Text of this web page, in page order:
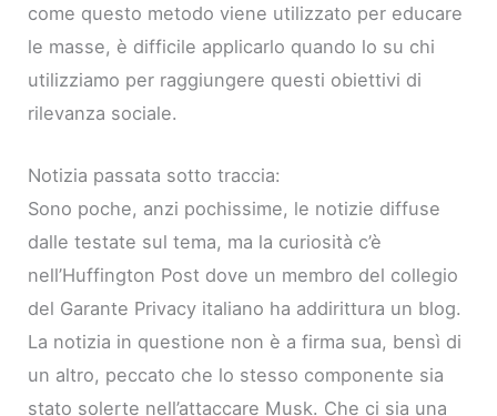
come questo metodo viene utilizzato per educare
le masse, è difficile applicarlo quando lo su chi
utilizziamo per raggiungere questi obiettivi di
rilevanza sociale.
Notizia passata sotto traccia:
Sono poche, anzi pochissime, le notizie diffuse
dalle testate sul tema, ma la curiosità c’è
nell’Huffington Post dove un membro del collegio
del Garante Privacy italiano ha addirittura un blog.
La notizia in questione non è a firma sua, bensì di
un altro, peccato che lo stesso componente sia
stato solerte nell’attaccare Musk. Che ci sia una